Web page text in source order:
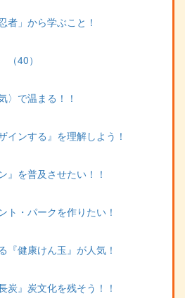
者」から学ぶこと！
40）
〉で温まる！！
インする』を理解しよう！
』を普及させたい！！
ト・パークを作りたい！
『健康けん玉』が人気！
炭』炭文化を残そう！！